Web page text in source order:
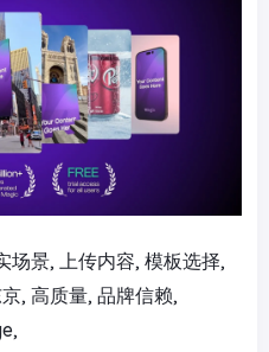
场景, 上传内容, 模板选择,
, 高质量, 品牌信赖,